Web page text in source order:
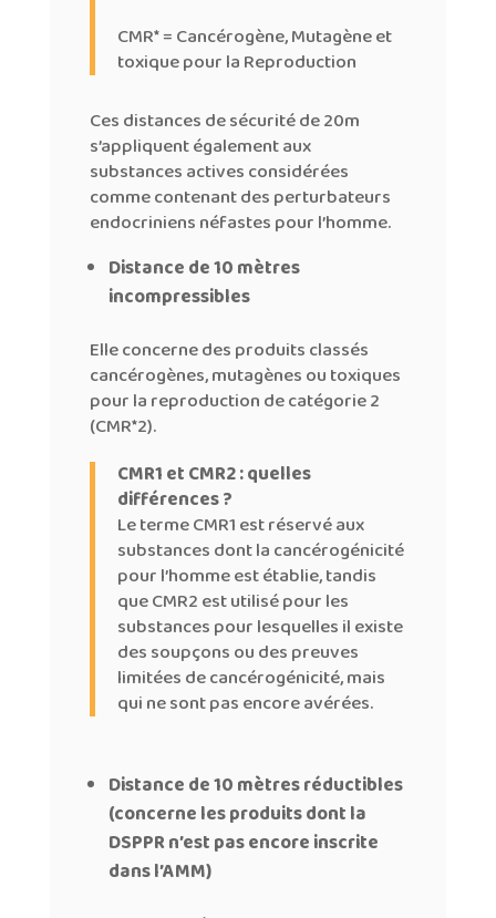
CMR* = Cancérogène, Mutagène et
toxique pour la Reproduction
Ces distances de sécurité de 20m
s’appliquent également aux
substances actives considérées
comme contenant des perturbateurs
endocriniens néfastes pour l’homme.
Distance de 10 mètres
incompressibles
Elle concerne des produits classés
cancérogènes, mutagènes ou toxiques
pour la reproduction de catégorie 2
(CMR*2).
CMR1 et CMR2 : quelles
différences ?
Le terme CMR1 est réservé aux
substances dont la cancérogénicité
pour l’homme est établie, tandis
que CMR2 est utilisé pour les
substances pour lesquelles il existe
des soupçons ou des preuves
limitées de cancérogénicité, mais
qui ne sont pas encore avérées.
Distance de 10 mètres réductibles
(concerne les produits dont la
DSPPR n’est pas encore inscrite
dans l’AMM)